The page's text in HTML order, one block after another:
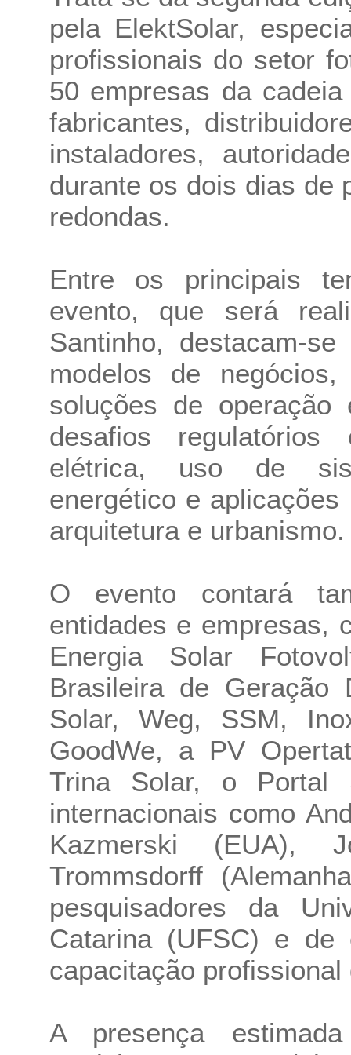
pela ElektSolar,
profissionais do setor
50 empresas da
fabricantes,
instaladores,
durante os dois dias de
redondas.
Entre os principais
evento, que será
Santinho, destacam-
modelos de
soluções de
desafios
elétrica, uso de
energético e
arquitetura e urbanismo.
O evento contará
entidades e empresas,
Energia Solar
Brasileira de Geração
Solar, Weg, SSM,
GoodWe, a PV
Trina Solar, o Portal
internacionais como
Kazmerski (EUA),
Trommsdorff
pesquisadores da
Catarina (UFSC) e de
capacitação
A presença